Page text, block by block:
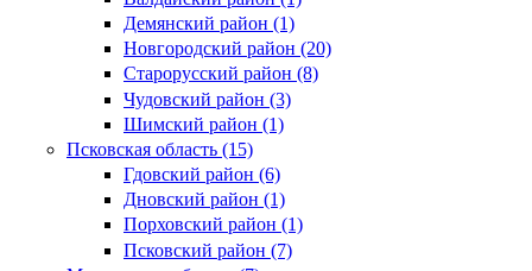
Демянский район (1)
Новгородский район (20)
Старорусский район (8)
Чудовский район (3)
Шимский район (1)
Псковская область (15)
Гдовский район (6)
Дновский район (1)
Порховский район (1)
Псковский район (7)